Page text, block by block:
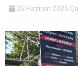
25 Haziran 2025